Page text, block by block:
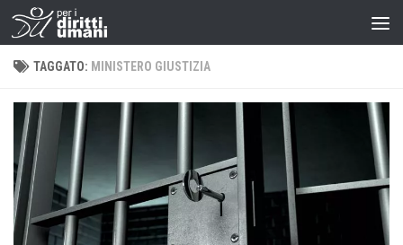
TAGGATO: MINISTERO GIUSTIZIA